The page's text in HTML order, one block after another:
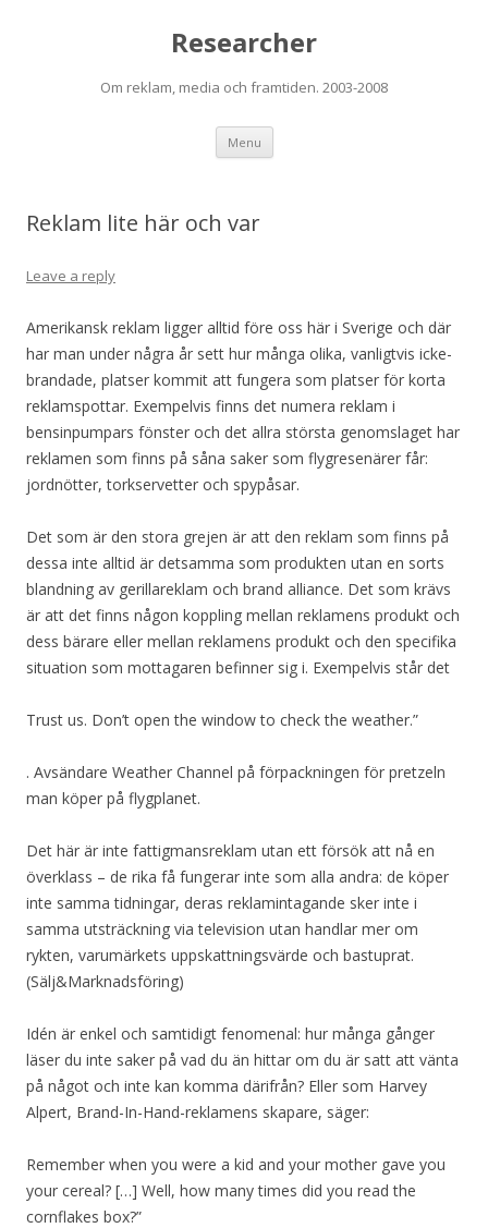
Researcher
Om reklam, media och framtiden. 2003-2008
Menu Skip to content
Reklam lite här och var
Leave a reply
Amerikansk reklam ligger alltid före oss här i Sverige och där
har man under några år sett hur många olika, vanligtvis icke-
brandade, platser kommit att fungera som platser för korta
reklamspottar. Exempelvis finns det numera reklam i
bensinpumpars fönster och det allra största genomslaget har
reklamen som finns på såna saker som flygresenärer får:
jordnötter, torkservetter och spypåsar.
Det som är den stora grejen är att den reklam som finns på
dessa inte alltid är detsamma som produkten utan en sorts
blandning av gerillareklam och brand alliance. Det som krävs
är att det finns någon koppling mellan reklamens produkt och
dess bärare eller mellan reklamens produkt och den specifika
situation som mottagaren befinner sig i. Exempelvis står det
Trust us. Don’t open the window to check the weather.”
. Avsändare Weather Channel på förpackningen för pretzeln
man köper på flygplanet.
Det här är inte fattigmansreklam utan ett försök att nå en
överklass – de rika få fungerar inte som alla andra: de köper
inte samma tidningar, deras reklamintagande sker inte i
samma utsträckning via television utan handlar mer om
rykten, varumärkets uppskattningsvärde och bastuprat.
(Sälj&Marknadsföring)
Idén är enkel och samtidigt fenomenal: hur många gånger
läser du inte saker på vad du än hittar om du är satt att vänta
på något och inte kan komma därifrån? Eller som Harvey
Alpert, Brand-In-Hand-reklamens skapare, säger:
Remember when you were a kid and your mother gave you
your cereal? […] Well, how many times did you read the
cornflakes box?”